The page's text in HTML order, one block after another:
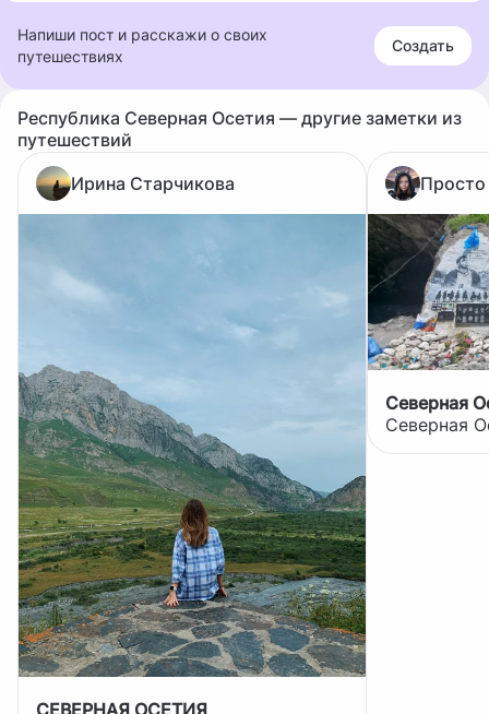
Напиши пост и расскажи о своих
путешествиях
Создать
Республика Северная Осетия — другие заметки из
путешествий
Ирина Старчикова
СЕВЕРНАЯ ОСЕТИЯ
Просто